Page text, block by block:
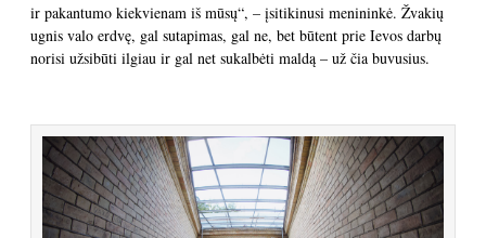
ir pakantumo kiekvienam iš mūsų“, – įsitikinusi menininkė. Žvakių
ugnis valo erdvę, gal sutapimas, gal ne, bet būtent prie Ievos darbų
norisi užsibūti ilgiau ir gal net sukalbėti maldą – už čia buvusius.